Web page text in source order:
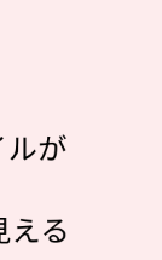
ルが
える